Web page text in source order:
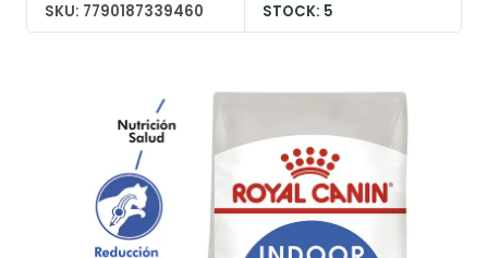
SKU: 7790187339460 STOCK: 5